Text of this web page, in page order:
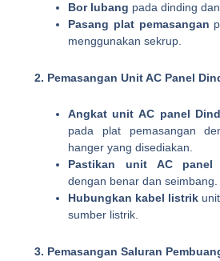
Bor lubang pada dinding
Pasang plat pemasangan
menggunakan sekrup.
2. Pemasangan Unit AC Panel
Angkat unit AC panel
pada plat pemasangan
hanger yang disediakan.
Pastikan unit AC panel
dengan benar dan seimbang.
Hubungkan kabel listrik
sumber listrik.
3. Pemasangan Saluran